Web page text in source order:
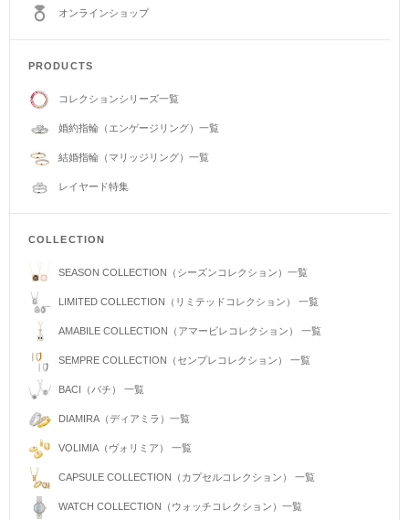
オンラインショップ
PRODUCTS
コレクションシリーズ一覧
婚約指輪（エンゲージリング）一覧
結婚指輪（マリッジリング）一覧
レイヤード特集
COLLECTION
SEASON COLLECTION（シーズンコレクション）一覧
LIMITED COLLECTION（リミテッドコレクション） 一覧
AMABILE COLLECTION（アマービレコレクション） 一覧
SEMPRE COLLECTION（センプレコレクション） 一覧
BACI（バチ） 一覧
DIAMIRA（ディアミラ）一覧
VOLIMIA（ヴォリミア） 一覧
CAPSULE COLLECTION（カプセルコレクション） 一覧
WATCH COLLECTION（ウォッチコレクション）一覧